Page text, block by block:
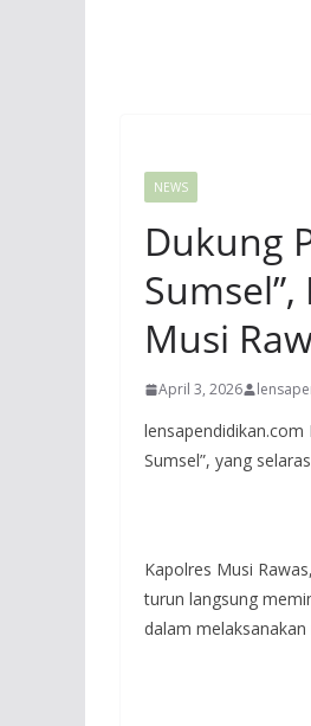
NEWS
Dukung
Musi
April 3, 2026
Sumsel”, yang
Kapolres Musi
turun langsung
dalam melaksanakan